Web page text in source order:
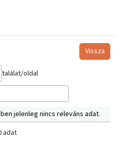
Vissza
találat/oldal
jelenleg nincs releváns adat.
adat